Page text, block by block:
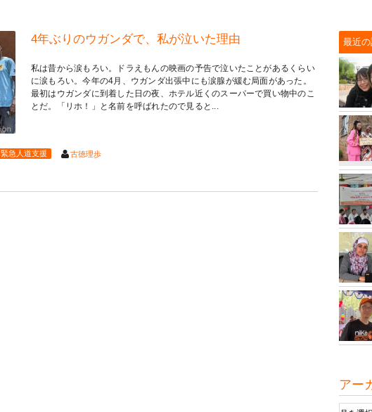
4年ぶりのウガンダで、私が泣いた理由
私は昔から涙もろい。ドラえもんの映画の予告で泣いたことがあるくらい
に涙もろい。今年の4月、ウガンダ出張中にも涙腺が緩む局面があった。
最初はウガンダに到着した日の夜、ホテル近くのスーパーで買い物中のこ
とだ。「リホ！」と名前を呼ばれたので見ると...
緊急人道支援 古徳理歩
最近
アー